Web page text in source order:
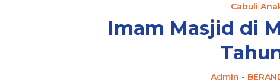
Cabuli
Imam Masjid di
Admin -